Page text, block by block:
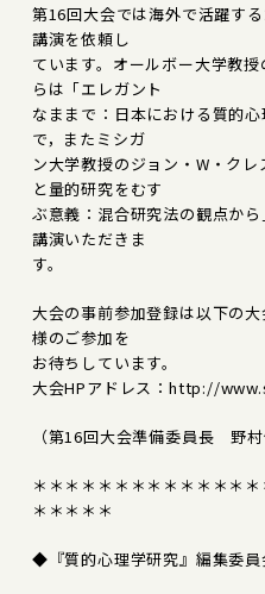
第16回大会では海外で活躍す
講演を依頼し
ています。オールボー大学教
らは「エレガント
なままで：日本における質的
で，またミシガ
ン大学教授のジョン・W・ク
と量的研究をむす
ぶ意義：混合研究法の観点か
講演いただきま
す。
大会の事前参加登録は以下の
様のご参加を
お待ちしています。
大会HPアドレス：http://
（第16回大会準備委員長 野村
＊＊＊＊＊＊＊＊＊＊＊＊＊
＊＊＊＊＊
◆『質的心理学研究』編集委員